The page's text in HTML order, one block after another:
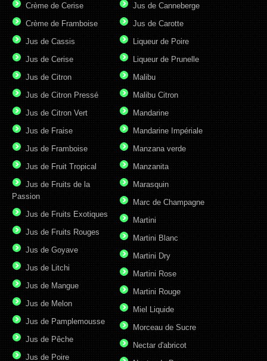
Crème de Cerise
Crème de Framboise
Jus de Canneberge
Jus de Carotte
Jus de Cassis
Jus de Cerise
Jus de Citron
Jus de Citron Pressé
Jus de Citron Vert
Jus de Fraise
Jus de Framboise
Jus de Fruit Tropical
Jus de Fruits de la
Passion
Jus de Fruits Exotiques
Jus de Fruits Rouges
Jus de Goyave
Jus de Litchi
Jus de Mangue
Jus de Melon
Jus de Pamplemousse
Jus de Pêche
Jus de Poire
Liqueur de Poire
Liqueur de Prunelle
Malibu
Malibu Citron
Mandarine
Mandarine Impériale
Manzana verde
Manzanita
Marasquin
Marc de Champagne
Martini
Martini Blanc
Martini Dry
Martini Rose
Martini Rouge
Miel Liquide
Morceau de Sucre
Nectar d'abricot